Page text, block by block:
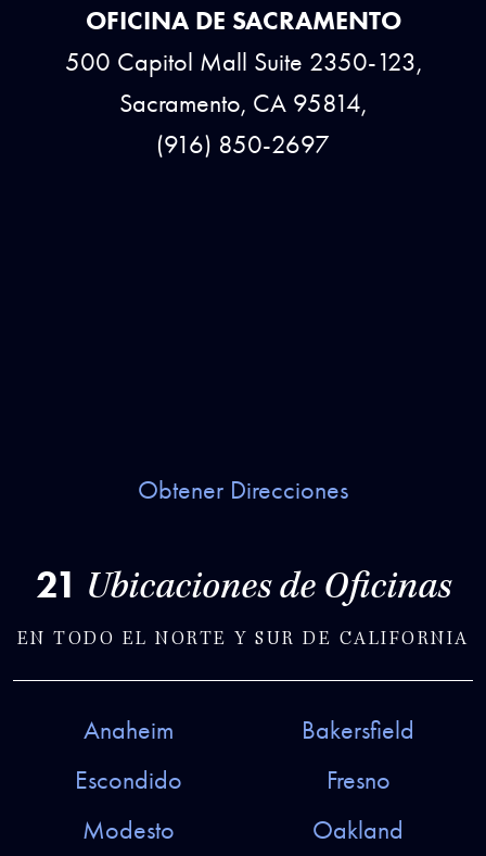
21 Ubicaciones de Oficinas
EN TODO EL NORTE Y SUR DE CALIFORNIA
Anaheim
Bakersfield
Escondido
Fresno
Modesto
Oakland
OFICINA DE SACRAMENTO
500 Capitol Mall Suite 2350-123,
Sacramento, CA 95814,
(916) 850-2697
Obtener Direcciones